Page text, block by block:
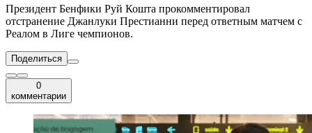
Президент Бенфики Руй Кошта прокомментировал
отстранение Джанлуки Престианни перед ответным матчем с
Реалом в Лиге чемпионов.
Поделиться
0
комментарии